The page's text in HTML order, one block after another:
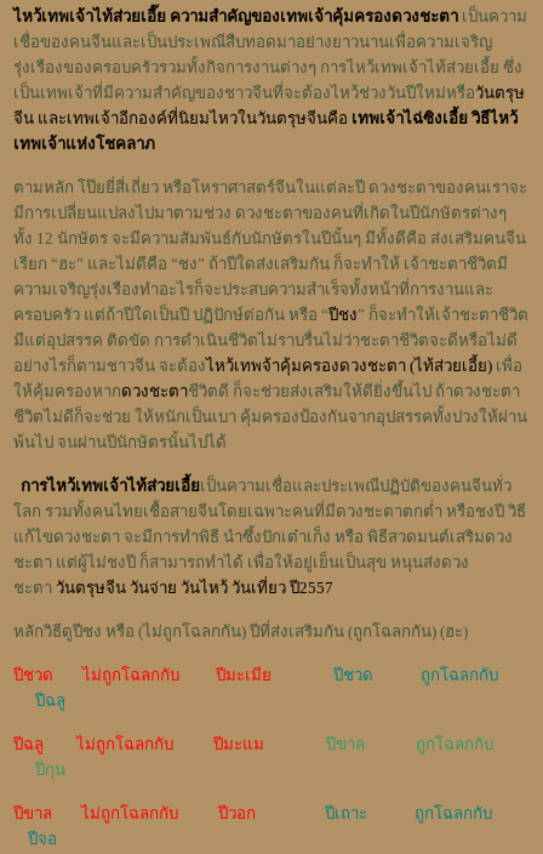
ไหว้เทพเจ้าไท้ส่วยเอี๊ย ความสำคัญของเทพเจ้าคุ้มครองดวงชะตา เป็นความ
เชื่อของคนจีนและเป็นประเพณีสืบทอดมาอย่างยาวนานเพื่อความเจริญ
รุ่งเรืองของครอบครัวรวมทั้งกิจการงานต่างๆ การไหว้เทพเจ้าไท้ส่วยเอี้ย ซึ่ง
เป็นเทพเจ้าที่มีความสำคัญของชาวจีนที่จะต้องไหว้ช่วงวันปีใหม่หรือวันตรุษ
จีน และเทพเจ้าอีกองค์ที่นิยมไหวในวันตรุษจีนคือ เทพเจ้าไฉ่ซิงเอี้ย วิธีไหว้
เทพเจ้าแห่งโชคลาภ
ตามหลัก โป๊ยยี่สี่เถี่ยว หรือโหราศาสตร์จีนในแต่ละปี ดวงชะตาของคนเราจะ
มีการเปลี่ยนแปลงไปมาตามช่วง ดวงชะตาของคนที่เกิดในปีนักษัตรต่างๆ
ทั้ง 12 นักษัตร จะมีความสัมพันธ์กับนักษัตรในปีนั้นๆ มีทั้งดีคือ ส่งเสริมคนจีน
เรียก “ฮะ” และไม่ดีคือ “ชง” ถ้าปีใดส่งเสริมกัน ก็จะทำให้ เจ้าชะตาชีวิตมี
ความเจริญรุ่งเรืองทำอะไรก็จะประสบความสำเร็จทั้งหน้าที่การงานและ
ครอบครัว แต่ถ้าปีใดเป็นปี ปฏิปักษ์ต่อกัน หรือ “ปีชง” ก็จะทำให้เจ้าชะตาชีวิต
มีแต่อุปสรรค ติดขัด การดำเนินชีวิตไม่ราบรื่นไม่ว่าชะตาชีวิตจะดีหรือไม่ดี
อย่างไรก็ตามชาวจีน จะต้องไหว้เทพจ้าคุ้มครองดวงชะตา (ไท้ส่วยเอี้ย) เพื่อ
ให้คุ้มครองหากดวงชะตาชีวิตดี ก็จะช่วยส่งเสริมให้ดียิ่งขึ้นไป ถ้าดวงชะตา
ชีวิตไม่ดีก็จะช่วย ให้หนักเป็นเบา คุ้มครองป้องกันจากอุปสรรคทั้งปวงให้ผ่าน
พ้นไป จนผ่านปีนักษัตรนั้นไปได้
การไหว้เทพเจ้าไท้ส่วยเอี้ยเป็นความเชื่อและประเพณีปฏิบัติของคนจีนทั่ว
โลก รวมทั้งคนไทยเชื้อสายจีนโดยเฉพาะคนที่มีดวงชะตาตกต่ำ หรือชงปี วิธี
แก้ไขดวงชะตา จะมีการทำพิธี นำซึ้งปักเต๋าเก็ง หรือ พิธีสวดมนต์เสริมดวง
ชะตา แต่ผู้ไม่ชงปี ก็สามารถทำได้ เพื่อให้อยู่เย็นเป็นสุข หนุนส่งดวง
ชะตา วันตรุษจีน วันจ่าย วันไหว้ วันเที่ยว ปี2557
หลักวิธีดูปีชง หรือ (ไม่ถูกโฉลกกัน) ปีที่ส่งเสริมกัน (ถูกโฉลกกัน) (ฮะ)
ปีชวด ไม่ถูกโฉลกกับ ปีมะเมีย
ปีชวด ถูกโฉลกกับ
ปีฉลู
ปีฉลู ไม่ถูกโฉลกกับ ปีมะแม
ปีขาล ถูกโฉลกกับ
ปีกุน
ปีขาล ไม่ถูกโฉลกกับ ปีวอก
ปีเถาะ ถูกโฉลกกับ
ปีจอ